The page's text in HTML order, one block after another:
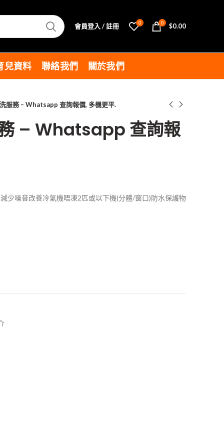
會員登入 / 註冊 0 0 $0.00
兒資料 聯絡我們 關於我們
服務 – Whatsapp 查詢報價, 多機更平.
– Whatsapp 查詢報
少噪音改善冷氣機唔凍2匹或以下機(分體/窗口)防水保護物